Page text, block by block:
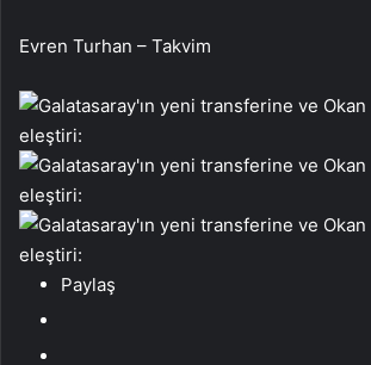
Evren Turhan – Takvim
Paylaş